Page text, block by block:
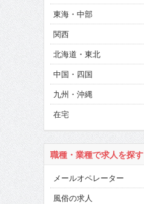
東海・中部
関西
北海道・東北
中国・四国
九州・沖縄
在宅
職種・業種で求人を探す
メールオペレーター
風俗の求人